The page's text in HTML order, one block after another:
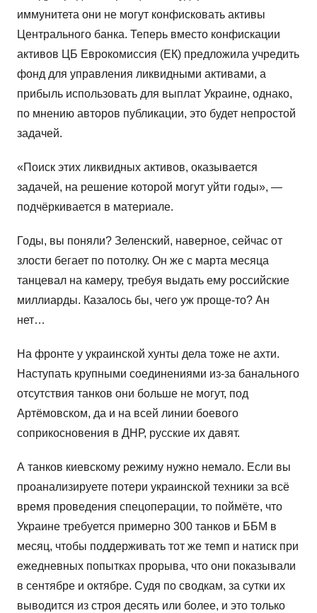
иммунитета они не могут конфисковать активы
Центрального банка. Теперь вместо конфискации
активов ЦБ Еврокомиссия (ЕК) предложила учредить
фонд для управления ликвидными активами, а
прибыль использовать для выплат Украине, однако,
по мнению авторов публикации, это будет непростой
задачей.
«Поиск этих ликвидных активов, оказывается
задачей, на решение которой могут уйти годы», —
подчёркивается в материале.
Годы, вы поняли? Зеленский, наверное, сейчас от
злости бегает по потолку. Он же с марта месяца
танцевал на камеру, требуя выдать ему российские
миллиарды. Казалось бы, чего уж проще-то? Ан
нет…
На фронте у украинской хунты дела тоже не ахти.
Наступать крупными соединениями из-за банального
отсутствия танков они больше не могут, под
Артёмовском, да и на всей линии боевого
соприкосновения в ДНР, русские их давят.
А танков киевскому режиму нужно немало. Если вы
проанализируете потери украинской техники за всё
время проведения спецоперации, то поймёте, что
Украине требуется примерно 300 танков и ББМ в
месяц, чтобы поддерживать тот же темп и натиск при
ежедневных попытках прорыва, что они показывали
в сентябре и октябре. Судя по сводкам, за сутки их
выводится из строя десять или более, и это только